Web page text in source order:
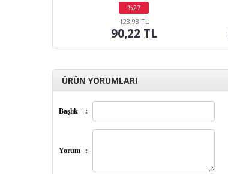
%27
indirim
123,93 TL
90,22 TL
ÜRÜN YORUMLARI
Başlık :
Yorum :